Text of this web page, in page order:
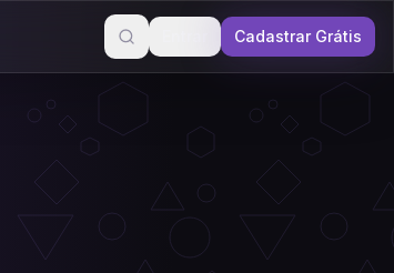
Cadastrar Grátis